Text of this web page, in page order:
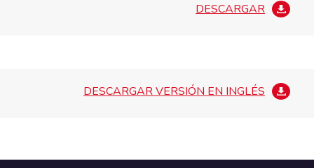
DESCARGAR
DESCARGAR VERSIÓN EN INGLÉS